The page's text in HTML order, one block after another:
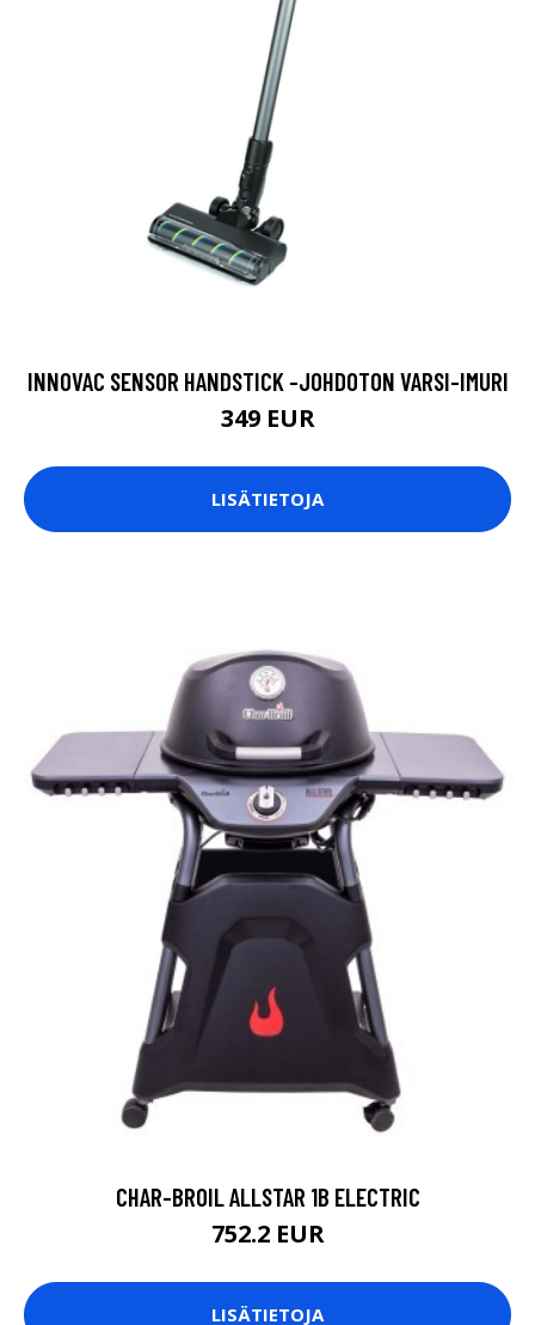
INNOVAC SENSOR HANDSTICK -JOHDOTON VARSI-IMURI
349 EUR
LISÄTIETOJA
CHAR-BROIL ALLSTAR 1B ELECTRIC
752.2 EUR
LISÄTIETOJA